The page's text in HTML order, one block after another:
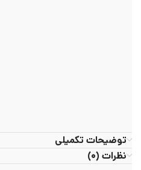
توضیحات تکمیلی
نظرات (۰)